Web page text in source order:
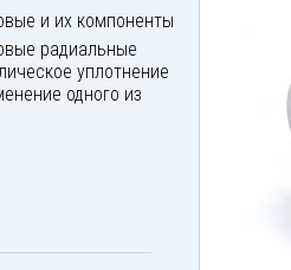
и их компоненты
радиальные
уплотнение
одного из